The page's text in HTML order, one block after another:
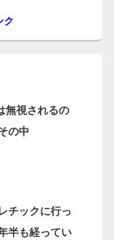
ク
無視されるの
の中
チックに行っ
半も経ってい